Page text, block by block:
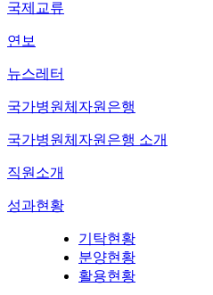
국제교류
연보
뉴스레터
국가병원체자원은행
국가병원체자원은행 소개
직원소개
성과현황
기탁현황
분양현황
활용현황